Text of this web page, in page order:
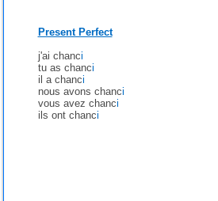
Present Perfect
j'ai chanci
tu as chanci
il a chanci
nous avons chanci
vous avez chanci
ils ont chanci